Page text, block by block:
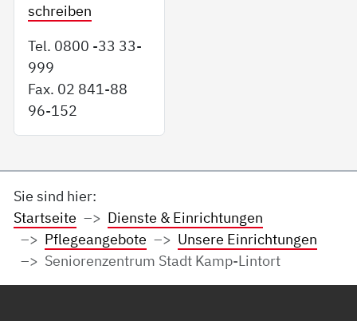
schreiben
Tel. 0800 -33 33-
999
Fax. 02 841-88
96-152
Sie sind hier:
Startseite
Dienste & Einrichtungen
Pflegeangebote
Unsere Einrichtungen
Seniorenzentrum Stadt Kamp-Lintort